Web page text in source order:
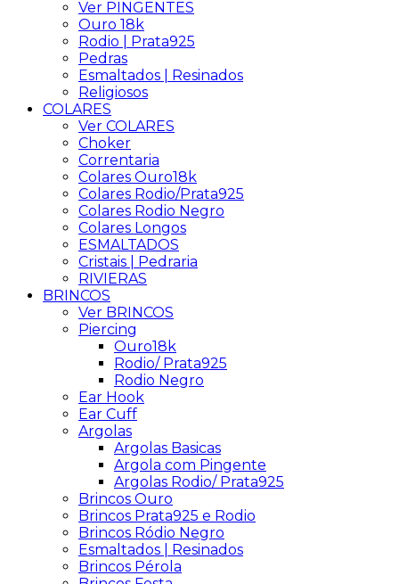
Ver PINGENTES
Ouro 18k
Rodio | Prata925
Pedras
Esmaltados | Resinados
Religiosos
COLARES
Ver COLARES
Choker
Correntaria
Colares Ouro18k
Colares Rodio/Prata925
Colares Rodio Negro
Colares Longos
ESMALTADOS
Cristais | Pedraria
RIVIERAS
BRINCOS
Ver BRINCOS
Piercing
Ouro18k
Rodio/ Prata925
Rodio Negro
Ear Hook
Ear Cuff
Argolas
Argolas Basicas
Argola com Pingente
Argolas Rodio/ Prata925
Brincos Ouro
Brincos Prata925 e Rodio
Brincos Ródio Negro
Esmaltados | Resinados
Brincos Pérola